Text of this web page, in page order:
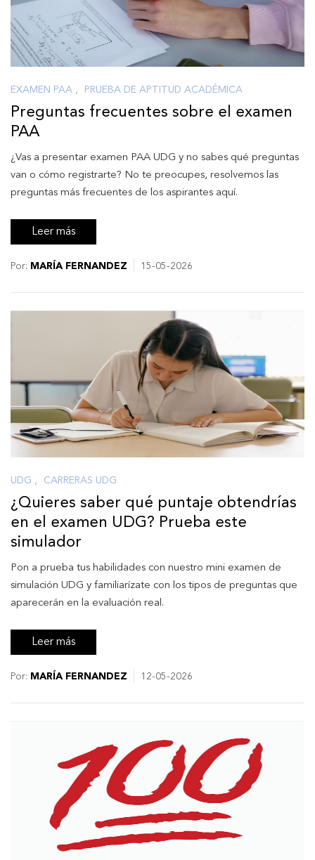
EXAMEN PAA , PRUEBA DE APTITUD ACADÉMICA
Preguntas frecuentes sobre el examen
PAA
¿Vas a presentar examen PAA UDG y no sabes qué preguntas
van o cómo registrarte? No te preocupes, resolvemos las
preguntas más frecuentes de los aspirantes aquí.
Leer más
Por: MARÍA FERNANDEZ 15-05-2026
UDG , CARRERAS UDG
¿Quieres saber qué puntaje obtendrías
en el examen UDG? Prueba este
simulador
Pon a prueba tus habilidades con nuestro mini examen de
simulación UDG y familiarízate con los tipos de preguntas que
aparecerán en la evaluación real.
Leer más
Por: MARÍA FERNANDEZ 12-05-2026